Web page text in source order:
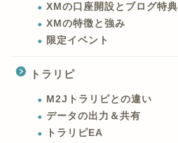
XMの口座開設とブログ特典
XMの特徴と強み
限定イベント
トラリピ
M2Jトラリピとの違い
データの出力＆共有
トラリピEA